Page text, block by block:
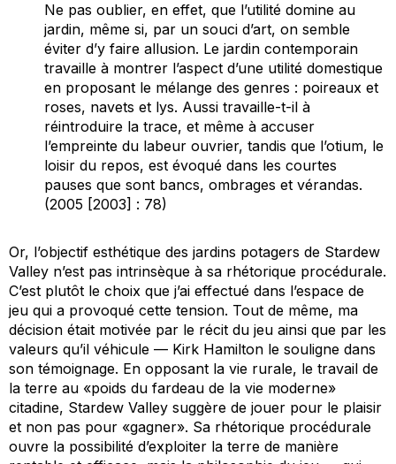
Ne pas oublier, en effet, que l’utilité domine au
jardin, même si, par un souci d’art, on semble
éviter d’y faire allusion. Le jardin contemporain
travaille à montrer l’aspect d’une utilité domestique
en proposant le mélange des genres : poireaux et
roses, navets et lys. Aussi travaille-t-il à
réintroduire la trace, et même à accuser
l’empreinte du labeur ouvrier, tandis que l’otium, le
loisir du repos, est évoqué dans les courtes
pauses que sont bancs, ombrages et vérandas.
(2005 [2003] : 78)
Or, l’objectif esthétique des jardins potagers de Stardew
Valley n’est pas intrinsèque à sa rhétorique procédurale.
C’est plutôt le choix que j’ai effectué dans l’espace de
jeu qui a provoqué cette tension. Tout de même, ma
décision était motivée par le récit du jeu ainsi que par les
valeurs qu’il véhicule — Kirk Hamilton le souligne dans
son témoignage. En opposant la vie rurale, le travail de
la terre au «poids du fardeau de la vie moderne»
citadine, Stardew Valley suggère de jouer pour le plaisir
et non pas pour «gagner». Sa rhétorique procédurale
ouvre la possibilité d’exploiter la terre de manière